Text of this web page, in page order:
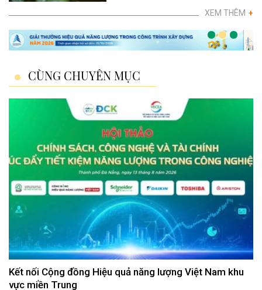
XEM THÊM +
CÙNG CHUYÊN MỤC
Kết nối Cộng đồng Hiệu quả năng lượng Việt Nam khu
vực miền Trung